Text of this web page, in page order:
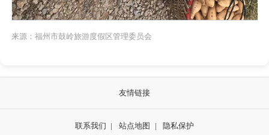
来源：福州市鼓岭旅游度假区管理委员会
友情链接
联系我们 | 站点地图 |
隐私保护